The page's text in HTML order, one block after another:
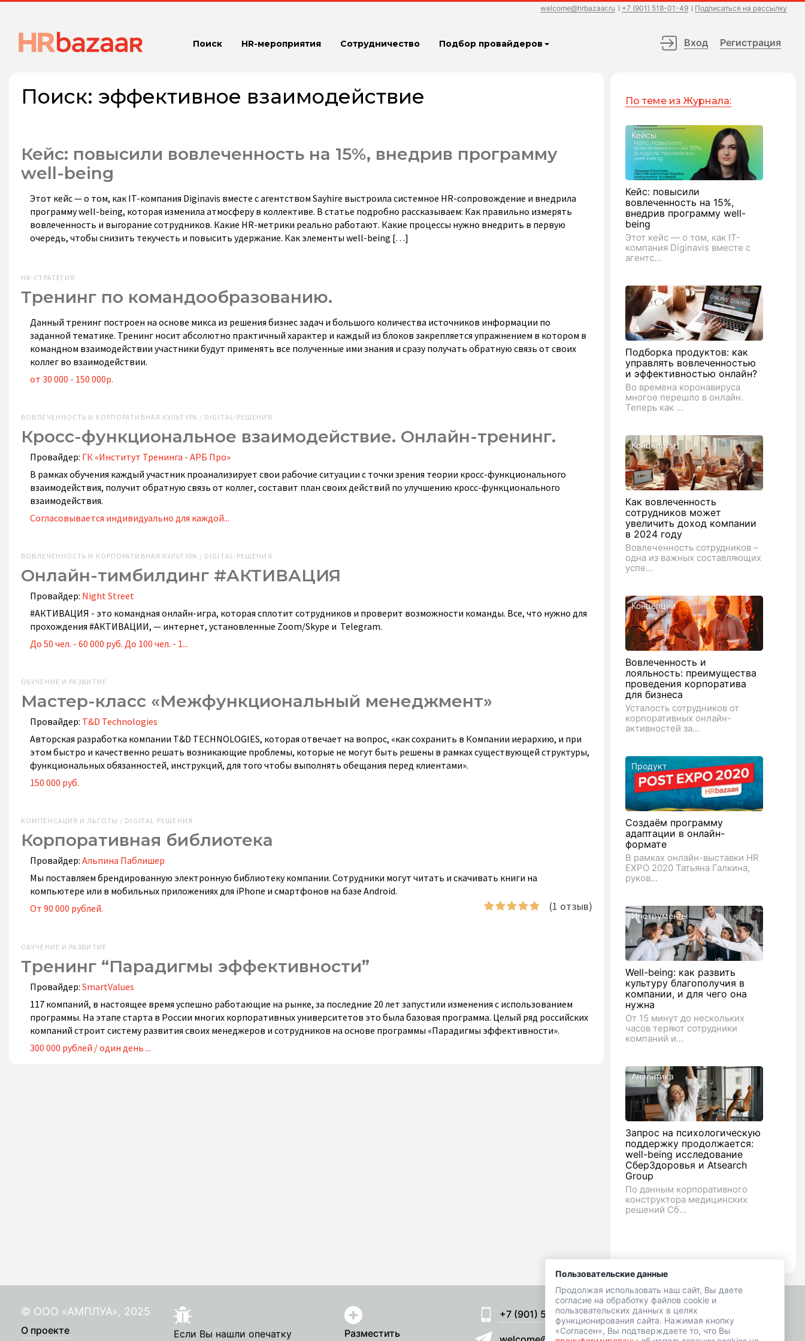
welcome@hrbazaar.ru +7 (901) 518-01-49 Подписаться на рассылку
Поиск HR-мероприятия Сотрудничество Подбор провайдеров Вход Регистрация
Поиск: эффективное взаимодействие
Кейс: повысили вовлеченность на 15%, внедрив программу
well-being
Этот кейс — о том, как IT-компания Diginavis вместе с агентством Sayhire выстроила системное HR-сопровождение и внедрила
программу well-being, которая изменила атмосферу в коллективе. В статье подробно рассказываем: Как правильно измерять
вовлеченность и выгорание сотрудников. Какие HR-метрики реально работают. Какие процессы нужно внедрить в первую
очередь, чтобы снизить текучесть и повысить удержание. Как элементы well-being […]
HR-СТРАТЕГИЯ
Тренинг по командообразованию.
Данный тренинг построен на основе микса из решения бизнес задач и большого количества источников информации по
заданной тематике. Тренинг носит абсолютно практичный характер и каждый из блоков закрепляется упражнением в котором в
командном взаимодействии участники будут применять все полученные ими знания и сразу получать обратную связь от своих
коллег во взаимодействии.
от 30 000 - 150 000р.
ВОВЛЕЧЕННОСТЬ И КОРПОРАТИВНАЯ КУЛЬТУРА / DIGITAL-РЕШЕНИЯ
Кросс-функциональное взаимодействие. Онлайн-тренинг.
Провайдер: ГК «Институт Тренинга - АРБ Про»‎
В рамках обучения каждый участник проанализирует свои рабочие ситуации с точки зрения теории кросс-функционального
взаимодействия, получит обратную связь от коллег, составит план своих действий по улучшению кросс-функционального
взаимодействия.
Согласовывается индивидуально для каждой...
ВОВЛЕЧЕННОСТЬ И КОРПОРАТИВНАЯ КУЛЬТУРА / DIGITAL-РЕШЕНИЯ
Онлайн-тимбилдинг #АКТИВАЦИЯ
Провайдер: Night Street
#АКТИВАЦИЯ - это командная онлайн-игра, которая сплотит сотрудников и проверит возможности команды. Все, что нужно для
прохождения #АКТИВАЦИИ, — интернет, установленные Zoom/Skype и Telegram.
До 50 чел. - 60 000 руб. До 100 чел. - 1...
ОБУЧЕНИЕ И РАЗВИТИЕ
Мастер-класс «Межфункциональный менеджмент»
Провайдер: T&D Technologies
Авторская разработка компании T&D TECHNOLOGIES, которая отвечает на вопрос, «как сохранить в Компании иерархию, и при
этом быстро и качественно решать возникающие проблемы, которые не могут быть решены в рамках существующей структуры,
функциональных обязанностей, инструкций, для того чтобы выполнять обещания перед клиентами».
150 000 руб.
КОМПЕНСАЦИЯ И ЛЬГОТЫ / DIGITAL-РЕШЕНИЯ
Корпоративная библиотека
Провайдер: Альпина Паблишер
Мы поставляем брендированную электронную библиотеку компании. Сотрудники могут читать и скачивать книги на
компьютере или в мобильных приложениях для iPhone и смартфонов на базе Android.
От 90 000 рублей.
(1 отзыв)
ОБУЧЕНИЕ И РАЗВИТИЕ
Тренинг “Парадигмы эффективности”
Провайдер: SmartValues
117 компаний, в настоящее время успешно работающие на рынке, за последние 20 лет запустили изменения с использованием
программы. На этапе старта в России многих корпоративных университетов это была базовая программа. Целый ряд российских
компаний строит систему развития своих менеджеров и сотрудников на основе программы «Парадигмы эффективности».
300 000 рублей / один день ...
По теме из Журнала:
Кейсы
Кейс: повысили
вовлеченность на 15%,
внедрив программу well-
being
Этот кейс — о том, как IT-
компания Diginavis вместе с
агентс...
Подборка продуктов: как
управлять вовлеченностью
и эффективностью онлайн?
Во времена коронавируса
многое перешло в онлайн.
Теперь как ...
Концепции
Как вовлеченность
сотрудников может
увеличить доход компании
в 2024 году
Вовлеченность сотрудников –
одна из важных составляющих
успе...
Концепции
Вовлеченность и
лояльность: преимущества
проведения корпоратива
для бизнеса
Усталость сотрудников от
корпоративных онлайн-
активностей за...
Продукт
Создаём программу
адаптации в онлайн-
формате
В рамках онлайн-выставки HR
EXPO 2020 Татьяна Галкина,
руков...
Инструменты
Well-being: как развить
культуру благополучия в
компании, и для чего она
нужна
От 15 минут до нескольких
часов теряют сотрудники
компаний и...
Аналитика
Запрос на психологическую
поддержку продолжается:
well-being исследование
СберЗдоровья и Atsearch
Group
По данным корпоративного
конструктора медицинских
решений Сб...
Пользовательские данные
Продолжая использовать наш сайт, Вы даете
согласие на обработку файлов cookie и
пользовательских данных в целях
функционирования сайта. Нажимая кнопку
«Согласен», Вы подтверждаете то, что Вы
© ООО «АМПЛУА», 2025
О проекте
Если Вы нашли опечатку
Разместить
+7 (901) 518-01-49 Подписаться на рассылку